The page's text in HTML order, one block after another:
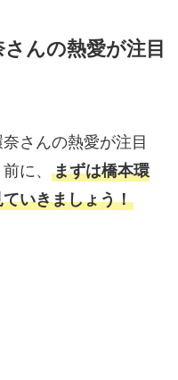
んの熱愛が注目
さんの熱愛が注目
に、
まずは橋本環
いきましょう！